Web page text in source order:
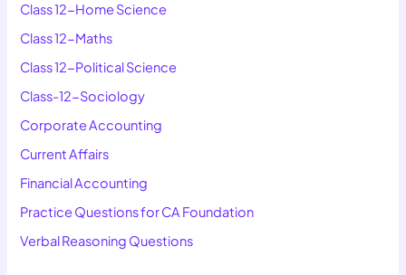
Class 12-Home Science
Class 12-Maths
Class 12-Political Science
Class-12-Sociology
Corporate Accounting
Current Affairs
Financial Accounting
Practice Questions for CA Foundation
Verbal Reasoning Questions